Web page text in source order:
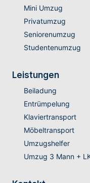
Mini Umzug
Privatumzug
Seniorenumzug
Studentenumzug
Leistungen
Beiladung
Entrümpelung
Klaviertransport
Möbeltransport
Umzugshelfer
Umzug 3 Mann +